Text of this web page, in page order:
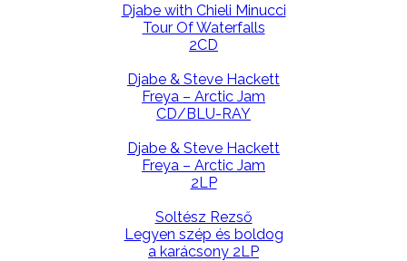
Djabe with Chieli Minucci
Tour Of Waterfalls
2CD
Djabe & Steve Hackett
Freya – Arctic Jam
CD/BLU-RAY
Djabe & Steve Hackett
Freya – Arctic Jam
2LP
Soltész Rezső
Legyen szép és boldog
a karácsony 2LP